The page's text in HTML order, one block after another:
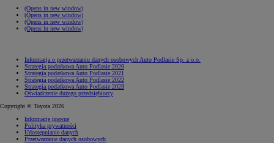
(Opens in new window)
(Opens in new window)
(Opens in new window)
(Opens in new window)
Informacja o przetwarzaniu danych osobowych Auto Podlasie Sp. z o.o.
Strategia podatkowa Auto Podlasie 2020
Strategia podatkowa Auto Podlasie 2021
Strategia podatkowa Auto Podlasie 2022
Strategia podatkowa Auto Podlasie 2023
Oświadczenie dużego przedsiębiorcy
Copyright © Toyota 2026
Informacje prawne
Polityka prywatności
Udostępnianie danych
Przetwarzanie danych osobowych